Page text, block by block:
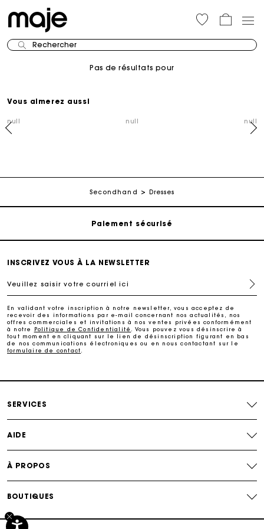
Rechercher
Pas de résultats pour
Vous aimerez aussi
null null null
Secondhand Dresses
Livraison à domicile offerte sous 2 à 3 jours ouvrés.
Paiement sécurisé
Livraison à domicile offerte sous 2 à 3 jours ouvrés.
Paiement sécurisé
INSCRIVEZ VOUS À LA NEWSLETTER
Veuillez saisir votre courriel ici
En validant votre inscription à notre newsletter, vous acceptez de
recevoir des informations par e-mail concernant nos actualités, nos
offres commerciales et invitations à nos ventes privées conformément
à notre
Politique de Confidentialité
. Vous pouvez vous désinscrire à
tout moment en cliquant sur le lien de désinscription figurant en bas
de nos communications électroniques ou en nous contactant sur le
formulaire de contact
SERVICES
AIDE
À PROPOS
BOUTIQUES